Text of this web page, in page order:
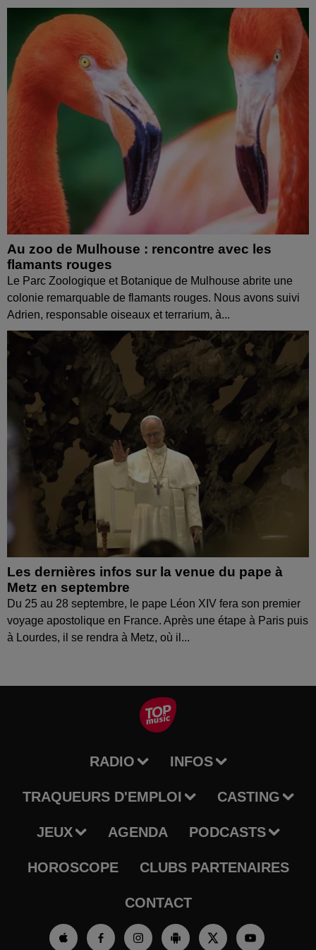
Au zoo de Mulhouse : rencontre avec les
flamants rouges
Le Parc Zoologique et Botanique de Mulhouse abrite une
colonie remarquable de flamants rouges. Nous avons suivi
Adrien, responsable oiseaux et terrarium, à...
Les dernières infos sur la venue du pape à
Metz en septembre
Du 25 au 28 septembre, le pape Léon XIV fera son premier
voyage apostolique en France. Après une étape à Paris puis
à Lourdes, il se rendra à Metz, où il...
RADIO INFOS
TRAQUEURS D'EMPLOI CASTING
JEUX AGENDA PODCASTS
HOROSCOPE CLUBS PARTENAIRES
CONTACT